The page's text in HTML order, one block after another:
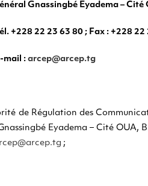
Gnassingbé Eyadema – Cité
+228 22 23 63 80 ; Fax : +228 22
mail :arcep@arcep.tg
de Régulation des
Eyadema – Cité OUA,
;